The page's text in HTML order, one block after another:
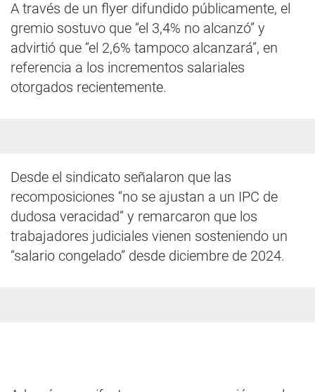
A través de un flyer difundido públicamente, el
gremio sostuvo que “el 3,4% no alcanzó” y
advirtió que “el 2,6% tampoco alcanzará”, en
referencia a los incrementos salariales
otorgados recientemente.
Desde el sindicato señalaron que las
recomposiciones “no se ajustan a un IPC de
dudosa veracidad” y remarcaron que los
trabajadores judiciales vienen sosteniendo un
“salario congelado” desde diciembre de 2024.